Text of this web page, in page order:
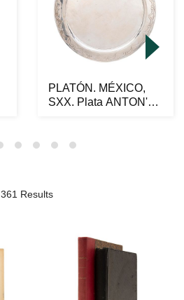
PLATÓN. MÉXICO,
SXX. Plata ANTON'S
361 Results